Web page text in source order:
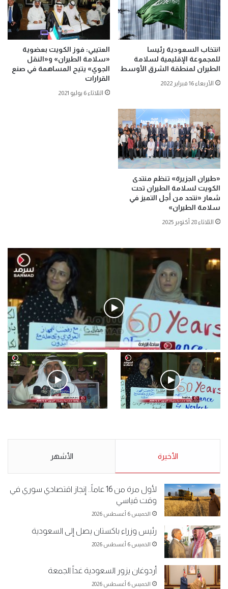
انتخاب السعودية رئيسا
للمجموعة الإقليمية لسلامة
الطيران لمنطقة الشرق الأوسط
الأربعاء 16 فبراير 2022
العتيبي: فوز الكويت بعضوية
«سلامة الطيران» و«النقل
الجوي» يتيح المساهمة في صنع
القرارات
الثلاثاء 6 يوليو 2021
«طيران الجزيرة» تنظم منتدى
الكويت لسلامة الطيران تحت
شعار «نتحد من أجل التميز في
سلامة الطيران»
الثلاثاء 28 أكتوبر 2025
فيديو
.وقفة احتجاجية رمزية لـ”#البدون” في ساحة الإرادة 4-5-2019.
الأحد 5 مايو 2019
5-2019.
نبيع مخدرات يعني ولا خمر؟!.
الأخيرة الأشهر
لأول مرة من 16 عاماً.. إنجاز اقتصادي سوري في
وقت قياسي
الخميس 6 أغسطس 2026
رئيس وزراء باكستان يصل إلى السعودية
الخميس 6 أغسطس 2026
أردوغان يزور السعودية غداً الجمعة
الخميس 6 أغسطس 2026